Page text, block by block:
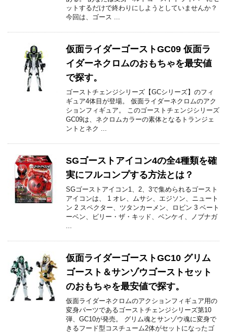
ットするだけで終わりにしようとしていませんか？
今回は、ゴース ...
仮面ライダーゴーストGC09 仮面ラ
イダーネクロムのおもちゃを最安値
で探す。
ゴーストチェンジシリーズ【GCシリーズ】のフィ
ギュア4体目が登場。 仮面ライダーネクロムのアク
ションフィギュア。 このゴーストチェンジシリーズ
GC09は、ネクロムカラーの素体となるトランジェ
ントとネク ...
SGゴーストアイコン4の全4種類を確
実にフルコンプする方法とは？
SGゴーストアイコン1、2、3で集められるゴースト
アイコンは、 1 オレ、ムサシ、エジソン、ニュート
ン 2 スペクター、ツタンカーメン、ロビン 3 ベート
ーベン、ビリー・ザ・キッド、ベンケイ、ノブナガ
...
仮面ライダーゴーストGC10 グリム
ゴースト＆サンゾウゴーストセット
のおもちゃを最安値で探す。
仮面ライダーネクロムのアクションフィギュア用の
変身パーツであるゴーストチェンジシリーズ第10
弾、GC10が発売。 グリム魂とサンゾウ魂に変身で
きるフード型コスチューム2体がセットになったゴ